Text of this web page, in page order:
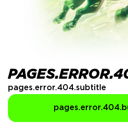
pages.error.404.subtitle